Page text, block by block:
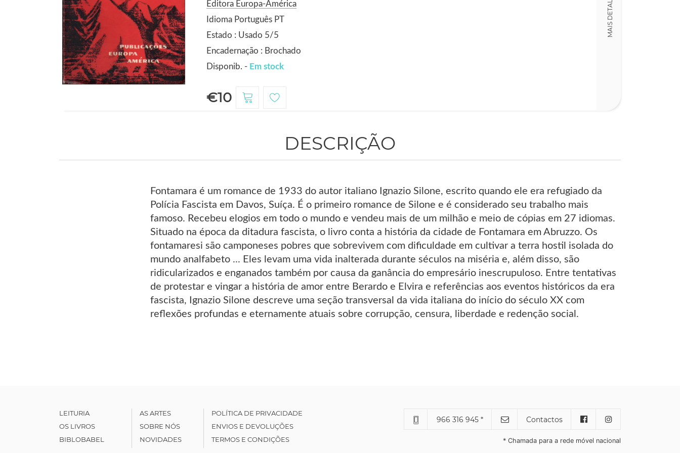
Editora Europa-América
Idioma Português PT
Estado : Usado 5/5
Encadernação : Brochado
Disponib. - Em stock
€10
MAIS DETALHES
DESCRIÇÃO
Fontamara é um romance de 1933 do autor italiano Ignazio Silone, escrito quando ele era refugiado da
Polícia Fascista em Davos, Suíça. É o primeiro romance de Silone e é considerado seu trabalho mais
famoso. Recebeu elogios em todo o mundo e vendeu mais de um milhão e meio de cópias em 27 idiomas.
Situado na época da ditadura fascista, o livro conta a história da cidade de Fontamara em Abruzzo. Os
fontamaresi são camponeses pobres que sobrevivem com dificuldade em cultivar a terra hostil isolada do
mundo analfabeto ... Eles levam uma vida inalterada durante séculos na miséria e, além disso, são
ridicularizados e enganados também por causa da ganância do empresário inescrupuloso. Entre tentativas
de protestar e vingar a história de amor entre Berardo e Elvira e referências aos eventos históricos da era
fascista, Ignazio Silone descreve uma seção transversal da vida italiana do início do século XX com
reflexões profundas e eternamente atuais sobre corrupção, censura, liberdade e redenção social.
LEITURIA
OS LIVROS
BIBLOBABEL
AS ARTES
SOBRE NÓS
NOVIDADES
POLÍTICA DE PRIVACIDADE
ENVIOS E DEVOLUÇÕES
TERMOS E CONDIÇÕES
966 316 945 * Contactos
* Chamada para a rede móvel nacional